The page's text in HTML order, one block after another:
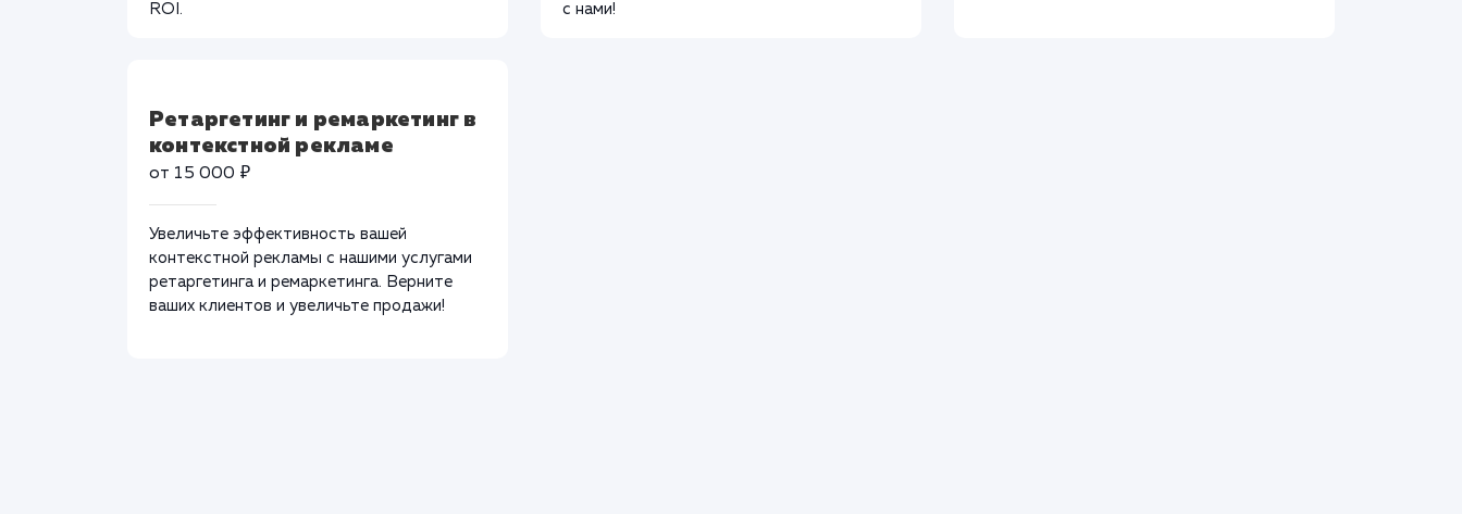
ROI.
с нами!
Ретаргетинг и ремаркетинг в
контекстной рекламе
от 15 000 ₽
Увеличьте эффективность вашей
контекстной рекламы с нашими услугами
ретаргетинга и ремаркетинга. Верните
ваших клиентов и увеличьте продажи!